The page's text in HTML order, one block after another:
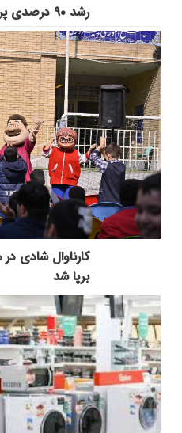
رشد ۹۰ درصدی پرتفوی ثالث در نیمه اول امسال
کارناوال شادی
برپا شد